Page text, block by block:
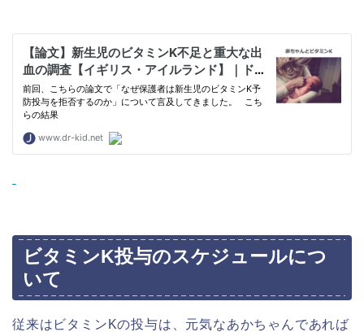
ビタミンK投与のスケジュールにつ
いて
従来はビタミンKの投与は、元気なあかちゃんであれば